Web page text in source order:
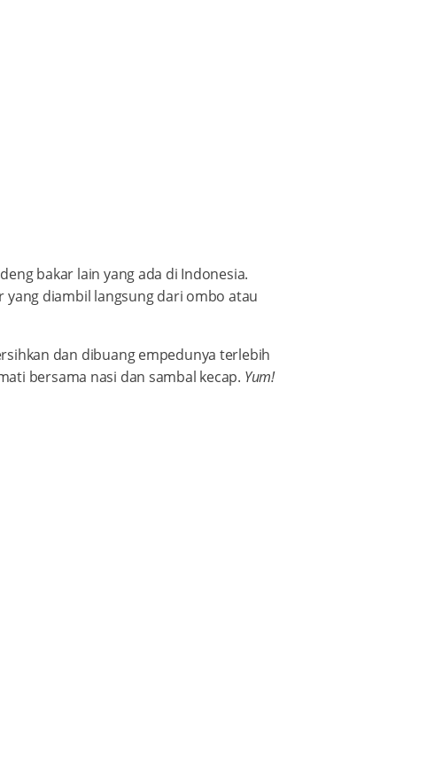
bakar lain yang ada di Indonesia.
diambil langsung dari ombo atau
dan dibuang empedunya terlebih
bersama nasi dan sambal kecap. Yum!